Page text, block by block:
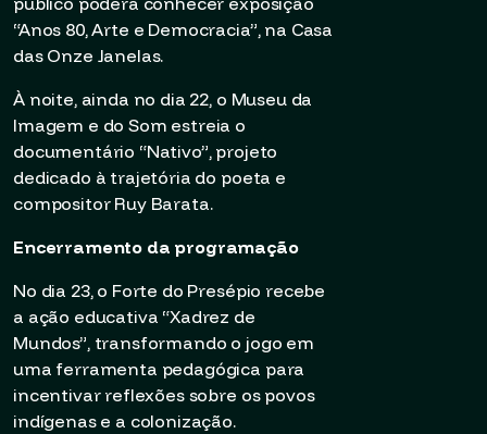
“Anos 80, Arte e Democracia”, na Casa
das Onze Janelas.
À noite, ainda no dia 22, o Museu da
Imagem e do Som estreia o
documentário “Nativo”, projeto
dedicado à trajetória do poeta e
compositor Ruy Barata.
Encerramento da programação
No dia 23, o Forte do Presépio recebe
a ação educativa “Xadrez de
Mundos”, transformando o jogo em
uma ferramenta pedagógica para
incentivar reflexões sobre os povos
indígenas e a colonização.